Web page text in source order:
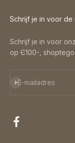
Schrijf je in voor de
Schrijf je in voor
op Є100-,
E-mailadres
Abonneren